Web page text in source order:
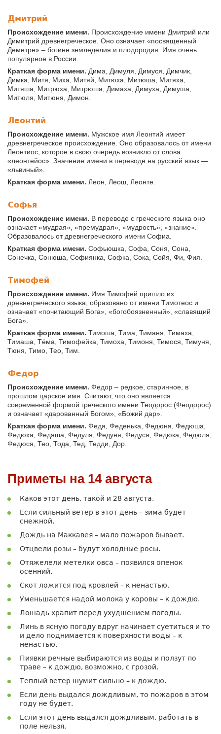
Дмитрий
Происхождение имени. Происхождение имени Дмитрий или
Димитрий древнегреческое. Оно означает «посвященный
Деметре» – богине земледелия и плодородия. Имя очень
популярное в России.
Краткая форма имени. Дима, Димуля, Димуся, Димчик,
Димка, Митя, Миха, Митяй, Митюха, Митюша, Митяха,
Митяша, Митрюха, Митрюша, Димаха, Димуха, Димуша,
Митюля, Митюня, Димон.
Леонтий
Происхождение имени. Мужское имя Леонтий имеет
древнегреческое происхождение. Оно образовалось от имени
Леонтиос, которое в свою очередь возникло от слова
«леонтейос». Значение имени в переводе на русский язык —
«львиный».
Краткая форма имени. Леон, Леош, Леонте.
Софья
Происхождение имени. В переводе с греческого языка оно
означает «мудрая», «премудрая», «мудрость», «знание».
Образовалось от древнегреческого имени Софиа.
Краткая форма имени. Софьюшка, Софа, Соня, Сона,
Сонечка, Сонюша, Софиянка, Софка, Сока, Сойя, Фи, Фия.
Тимофей
Происхождение имени. Имя Тимофей пришло из
древнегреческого языка, образовано от имени Тимотеос и
означает «почитающий Бога», «богобоязненный», «славящий
Бога».
Краткая форма имени. Тимоша, Тима, Тиманя, Тимаха,
Тимаша, Тёма, Тимофейка, Тимоха, Тимоня, Тимося, Тимуня,
Тюня, Тимо, Тео, Тим.
Федор
Происхождение имени. Федор – редкое, старинное, в
прошлом царское имя. Считают, что оно является
современной формой греческого имени Теодорос (Феодорос)
и означает «дарованный Богом», «Божий дар».
Краткая форма имени. Федя, Феденька, Федюня, Федюша,
Федюха, Федяша, Федуля, Федуня, Федуся, Федюка, Федюля,
Федюся, Тео, Тода, Тед, Тедди, Дор.
Приметы на 14 августа
Каков этот день, такой и 28 августа.
Если сильный ветер в этот день – зима будет
снежной.
Дождь на Маккавея – мало пожаров бывает.
Отцвели розы – будут холодные росы.
Отяжелели метелки овса – появился опенок
осенний.
Скот ложится под кровлей – к ненастью.
Уменьшается надой молока у коровы – к дождю.
Лошадь храпит перед ухудшением погоды.
Линь в ясную погоду вдруг начинает суетиться и то
и дело поднимается к поверхности воды – к
ненастью.
Пиявки речные выбираются из воды и ползут по
траве – к дождю, возможно, с грозой.
Теплый ветер шумит сильно – к дождю.
Если день выдался дождливым, то пожаров в этом
году не будет.
Если этот день выдался дождливым, работать в
поле нельзя.